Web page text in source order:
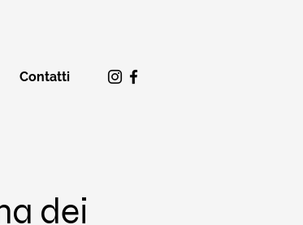
dei
Contatti